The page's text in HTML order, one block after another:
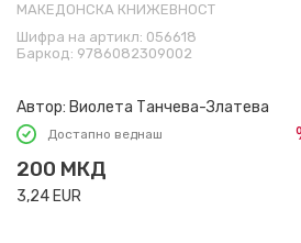
МАКЕДОНСКА КНИЖЕВНОСТ
Шифра на артикл: 056618
Баркод: 9786082309002
Автор: Виолета Танчева-Златева
Достапно веднаш
200 МКД
3,24EUR